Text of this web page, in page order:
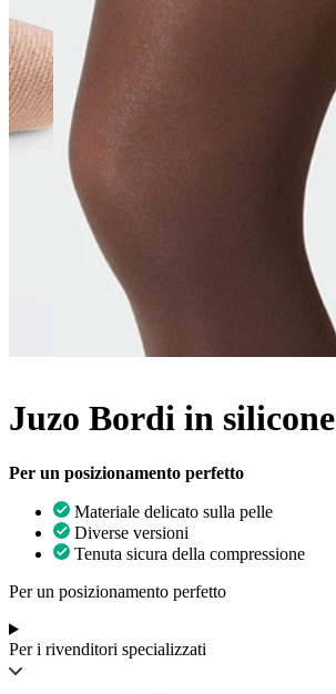
Juzo Bordi in silicone
Per un posizionamento perfetto
Materiale delicato sulla pelle
Diverse versioni
Tenuta sicura della compressione
Per un posizionamento perfetto
Per i rivenditori specializzati